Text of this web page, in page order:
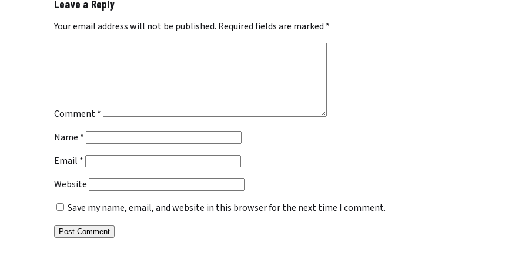
Leave a Reply
Your email address will not be published. Required fields are marked *
Comment*
Name *
Email *
Website
Save my name, email, and website in this browser for the next time I comment.